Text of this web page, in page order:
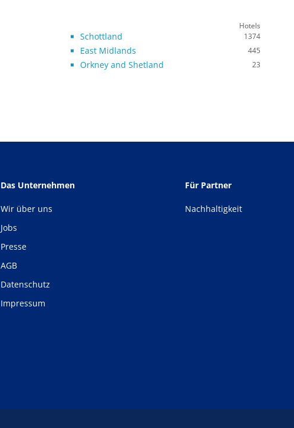
Hotels
Schottland 1374
East Midlands 445
Orkney and Shetland 23
Das Unternehmen
Wir über uns
Jobs
Presse
AGB
Datenschutz
Impressum
Für Partner
Nachhaltigkeit